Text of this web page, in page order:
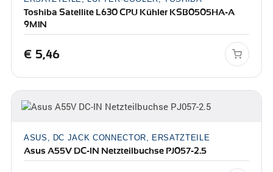
Toshiba Satellite L630 CPU Kühler KSB0505HA-A
9M1N
€ 5,46
ASUS, DC JACK CONNECTOR, ERSATZTEILE
Asus A55V DC-IN Netzteilbuchse PJ057-2.5